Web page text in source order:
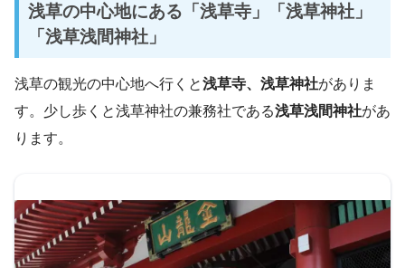
浅草の中心地にある「浅草寺」「浅草神社」
「浅草浅間神社」
浅草の観光の中心地へ行くと浅草寺、浅草神社がありま
す。少し歩くと浅草神社の兼務社である浅草浅間神社があ
ります。